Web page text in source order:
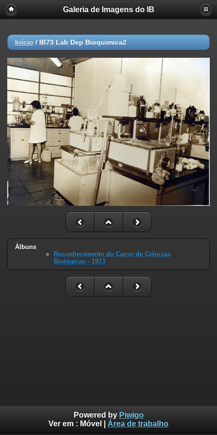
Galeria de Imagens do IB
Início / IB73 Lab Dep Bioquimica2
Álbuns
Reconhecimento do Curso de Ciências
Biológicas - 1973
Powered by Piwigo
Ver em : Móvel Área de trabalho